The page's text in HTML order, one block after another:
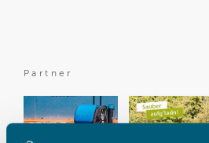
Partner